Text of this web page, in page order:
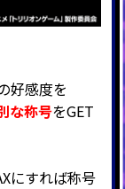
好感度を
な称号をGET
にすれば称号